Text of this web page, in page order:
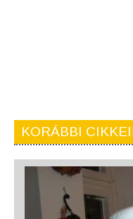
KORÁBBI